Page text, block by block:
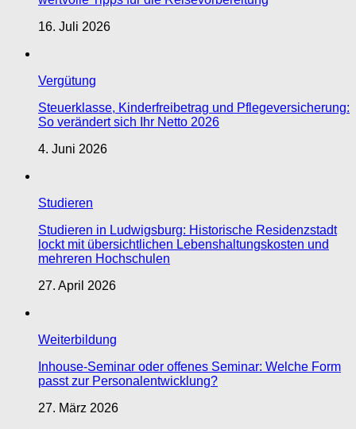
16. Juli 2026
Vergütung
Steuerklasse, Kinderfreibetrag und Pflegeversicherung:
So verändert sich Ihr Netto 2026
4. Juni 2026
Studieren
Studieren in Ludwigsburg: Historische Residenzstadt
lockt mit übersichtlichen Lebenshaltungskosten und
mehreren Hochschulen
27. April 2026
Weiterbildung
Inhouse-Seminar oder offenes Seminar: Welche Form
passt zur Personalentwicklung?
27. März 2026